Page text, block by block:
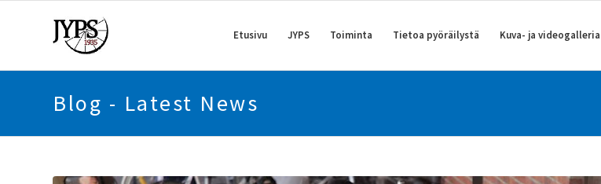
Etusivu JYPS Toiminta Tietoa pyöräilystä Kuva- ja videogalleria
Blog - Latest News